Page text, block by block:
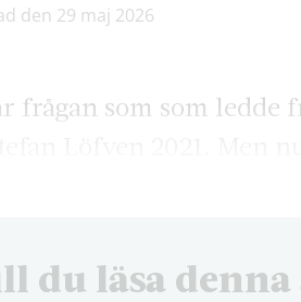
den 29 maj 2026
frågan som som
du läsa